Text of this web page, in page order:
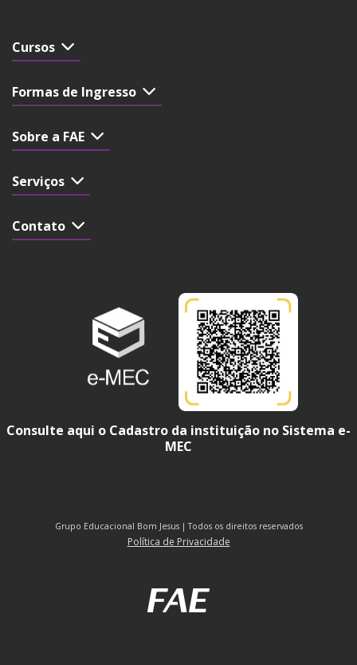
Cursos
Formas de Ingresso
Sobre a FAE
Serviços
Contato
Consulte aqui o Cadastro da instituição no Sistema e-
MEC
Grupo Educacional Bom Jesus | Todos os direitos reservados
Política de Privacidade